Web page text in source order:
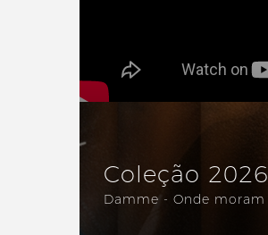
Coleção 2026
Damme - Onde